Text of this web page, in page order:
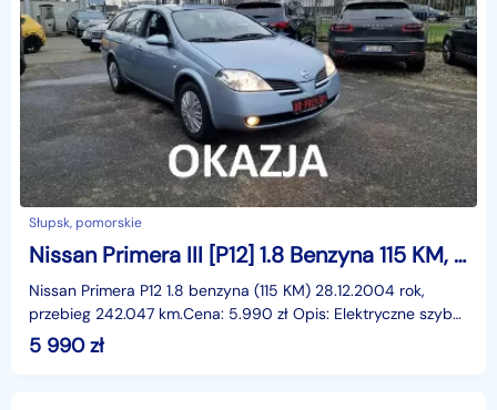
Słupsk, pomorskie
Nissan Primera III [P12] 1.8 Benzyna 115 KM, Klimatyzacja, Kamera Cofania, Dwa Klucze
Nissan Primera P12 1.8 benzyna (115 KM) 28.12.2004 rok,
przebieg 242.047 km.Cena: 5.990 zł Opis: Elektryczne szyby
przód, elektryczne lusterka, wspomaganie kier
5 990zł